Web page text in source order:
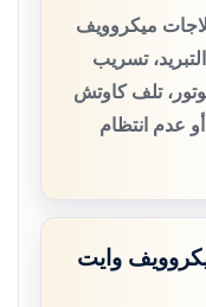
ميكروويف
تسريب
تلف كاوتش
عدم انتظام
وايت